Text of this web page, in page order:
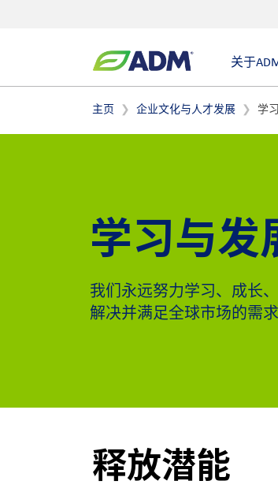
关于
主页 企业文化与人才发展 学
学习与发
我们永远努力学习、成长
解决并满足全球市场的需求
释放潜能